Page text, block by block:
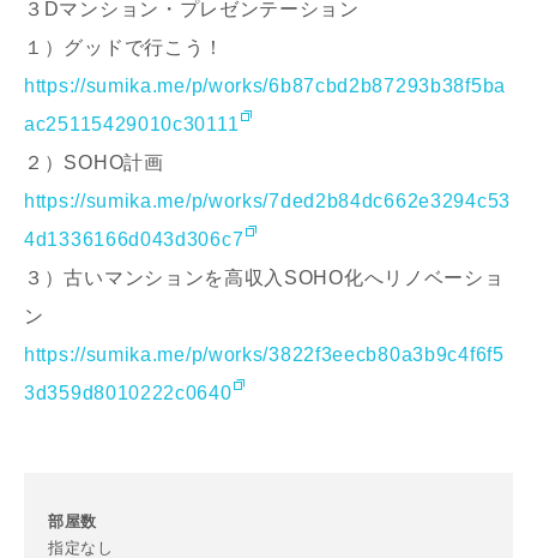
３Dマンション・プレゼンテーション
１）グッドで行こう！
https://sumika.me/p/works/6b87cbd2b87293b38f5ba
ac25115429010c30111
２）SOHO計画
https://sumika.me/p/works/7ded2b84dc662e3294c53
4d1336166d043d306c7
３）古いマンションを高収入SOHO化へリノベーショ
ン
https://sumika.me/p/works/3822f3eecb80a3b9c4f6f5
3d359d8010222c0640
部屋数
指定なし
お名前